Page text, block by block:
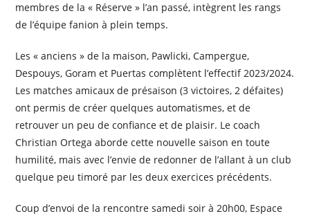
membres de la « Réserve » l’an passé, intègrent les rangs
de l’équipe fanion à plein temps.
Les « anciens » de la maison, Pawlicki, Campergue,
Despouys, Goram et Puertas complètent l’effectif 2023/2024.
Les matches amicaux de présaison (3 victoires, 2 défaites)
ont permis de créer quelques automatismes, et de
retrouver un peu de confiance et de plaisir. Le coach
Christian Ortega aborde cette nouvelle saison en toute
humilité, mais avec l’envie de redonner de l’allant à un club
quelque peu timoré par les deux exercices précédents.
Coup d’envoi de la rencontre samedi soir à 20h00, Espace